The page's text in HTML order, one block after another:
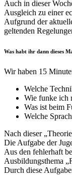
Auch in dieser
Ausgleich zu einer
Aufgrund der
geltenden
Was habt ihr dann dieses
Wir haben 15
Welche
Wie funke ich
Was ist beim
Welche
Nach dieser
Die Aufgabe der
Aus den fehlerhaft
Ausbildungsthema
Durch diese